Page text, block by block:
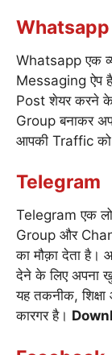
Whatsapp
Whatsapp एक
Messaging ऐप
Post शेयर करने
Group बनाकर
आपकी Traffic को
Telegram
Telegram एक
Group और
का मौक़ा देता
देने के लिए अपना
यह तकनीक,
कारगर है।